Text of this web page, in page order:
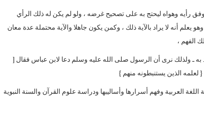
رأيه وهواه ليحتج به على تصحيح غرضه ، ولو لم يكن له ذلك الرأي
أنه لا يراد بالآية ذلك ، وكمن يكون جاهلا والآية محتملة عدة معان
الفهم ،
به ـ ولذلك نرى أن الرسول صلى الله عليه وسلم دعا لابن عباس فقال [
لعلمه الذين يستنبطونه منهم }
العربية وفهم أسرارها وأساليبها ودراسة علوم القرآن والسنة النبوية